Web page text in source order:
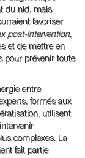
du nid, mais
favoriser
post-intervention,
et de mettre en
pour prévenir toute
entre
formés aux
utilisent
complexes. La
fait partie